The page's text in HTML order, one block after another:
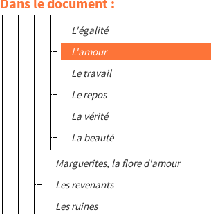
La liberté
L'égalité
L'amour
Le travail
Le repos
La vérité
La beauté
Marguerites, la flore d'amour
Les revenants
Les ruines